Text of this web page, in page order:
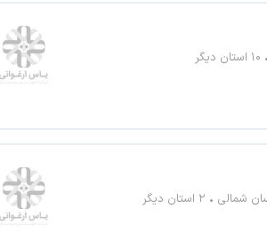
۱۰ استان دیگر
شمالی ۲ استان دیگر